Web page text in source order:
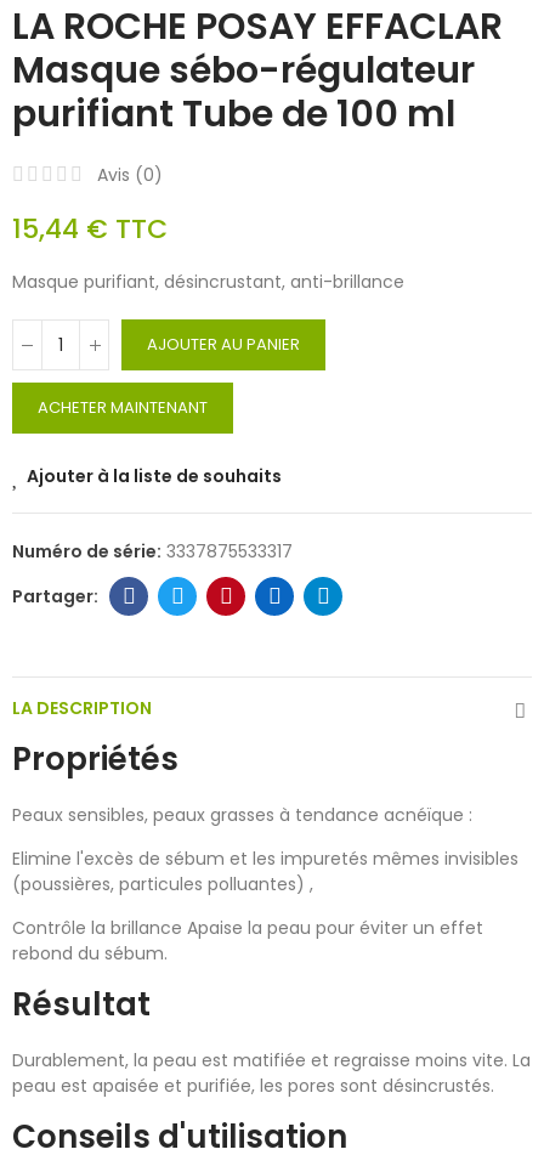
LA ROCHE POSAY EFFACLAR
Masque sébo-régulateur
purifiant Tube de 100 ml
Avis (0)
15,44 € TTC
Masque purifiant, désincrustant, anti-brillance
AJOUTER AU PANIER
ACHETER MAINTENANT
Ajouter à la liste de souhaits
Numéro de série: 3337875533317
LA DESCRIPTION
Propriétés
Peaux sensibles, peaux grasses à tendance acnéïque :
Elimine l'excès de sébum et les impuretés mêmes invisibles
(poussières, particules polluantes) ,
Contrôle la brillance Apaise la peau pour éviter un effet
rebond du sébum.
Résultat
Durablement, la peau est matifiée et regraisse moins vite. La
peau est apaisée et purifiée, les pores sont désincrustés.
Conseils d'utilisation